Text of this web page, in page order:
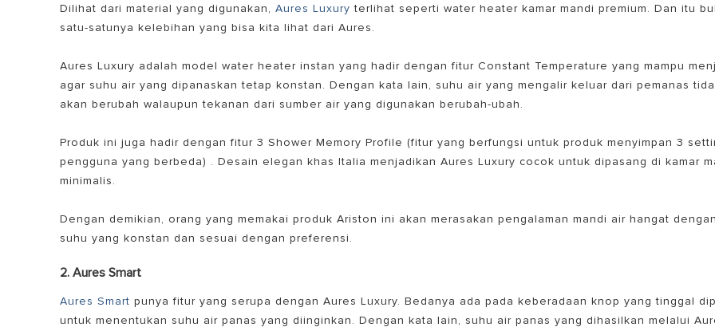
Dilihat dari material yang digunakan,Aures Luxury terlihat seperti water heater kamar mandi premium. Dan itu
satu-satunya kelebihan yang bisa kita lihat dari Aures.
Aures Luxury adalah model water heater instan yang hadir dengan fitur Constant Temperature yang mampu
agar suhu air yang dipanaskan tetap konstan.Dengan kata lain, suhu air yang mengalir keluar dari pemanas
akan berubah walaupun tekanan dari sumber air yang digunakan berubah-ubah.
Produk ini juga hadir dengan fitur 3 Shower Memory Profile (fitur yang berfungsi untuk produk menyimpan 3
pengguna yang berbeda) . Desain elegan khas Italia menjadikan Aures Luxury cocok untuk dipasang di kamar
minimalis.
Dengan demikian, orang yang memakai produk Ariston ini akan merasakan pengalaman mandi air hangat dengan
suhu yang konstan dan sesuai dengan preferensi.
2. Aures Smart
Aures Smart punya fitur yang serupa dengan Aures Luxury. Bedanya ada pada keberadaan knop yang tinggal
untuk menentukan suhu air panas yang diinginkan. Dengan kata lain, suhu air panas yang dihasilkan melalui